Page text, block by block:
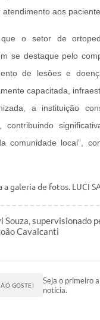
aos
o setor de
se destaque pelo
de lesões e
capacitada,
a instituição
contribuindo
comunidade local”,
a galeria de fotos. LUCI
Souza, supervisionado
Cavalcanti
GOSTEI
Seja o primeiro
notícia.